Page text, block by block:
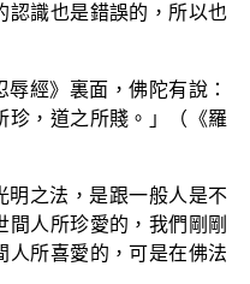
認識也是錯誤的，所以也
經》裏面，佛陀有說：
珍，道之所賤。」（《羅
明之法，是跟一般人是不
間人所珍愛的，我們剛剛
人所喜愛的，可是在佛法